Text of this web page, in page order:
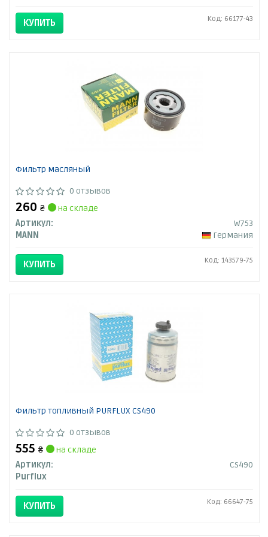
КУПИТЬ Код: 66177-43
Фильтр масляный
0 отзывов
260 ₴
на складе
Артикул:
W753
MANN
Германия
КУПИТЬ Код: 143579-75
Фильтр топливный PURFLUX CS490
0 отзывов
555 ₴
на складе
Артикул:
CS490
Purflux
КУПИТЬ Код: 66647-75